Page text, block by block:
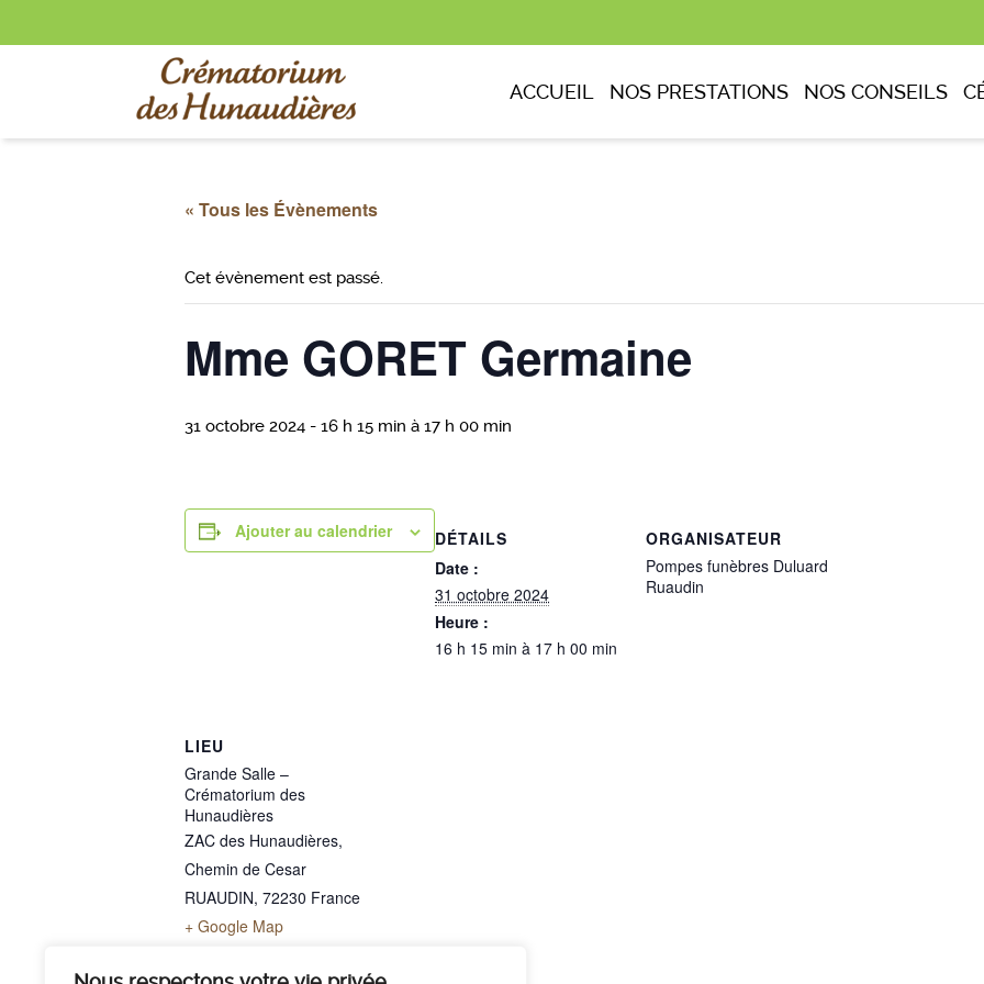
ACCUEIL NOS PRESTATIONS NOS CONSEILS
« Tous les Évènements
Cet évènement est passé.
Mme GORET Germaine
31 octobre 2024 - 16 h 15 min à 17 h 00 min
Ajouter au calendrier
DÉTAILS
Date :
31 octobre 2024
Heure :
16 h 15 min à 17 h 00 min
ORGANISATEUR
Pompes funèbres Duluard
Ruaudin
LIEU
Grande Salle –
Crématorium des
Hunaudières
ZAC des Hunaudières,
Chemin de Cesar
RUAUDIN, 72230 France
+ Google Map
02 43 40 07 00